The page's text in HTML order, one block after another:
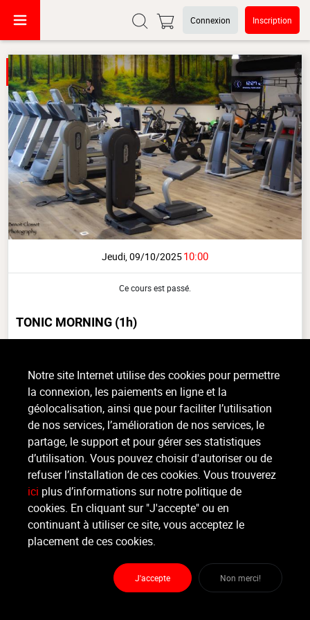
Connexion Inscription
Jeudi, 09/10/202510:00
Ce cours est passé.
TONIC MORNING(1h)
Organisateur
GYYM TONIC
Non renseigné.
Rue Hanster 2 - 4900 Spa
Notre site Internet utilise des cookies pour permettre
la connexion, les paiements en ligne et la
géolocalisation, ainsi que pour faciliter l’utilisation
de nos services, l’amélioration de nos services, le
partage, le support et pour gérer ses statistiques
d’utilisation. Vous pouvez choisir d'autoriser ou de
refuser l’installation de ces cookies. Vous trouverez
ici plus d’informations sur notre politique de
cookies. En cliquant sur "J'accepte" ou en
continuant à utiliser ce site, vous acceptez le
placement de ces cookies.
J'accepte Non merci!